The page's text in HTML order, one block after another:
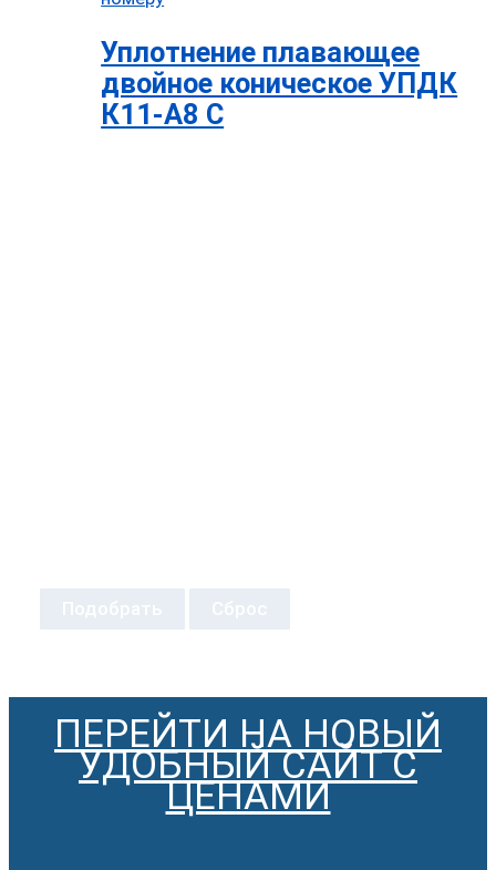
Уплотнение плавающее
двойное коническое УПДК
К11-А8 С
ПЕРЕЙТИ НА НОВЫЙ
УДОБНЫЙ САЙТ С
ЦЕНАМИ